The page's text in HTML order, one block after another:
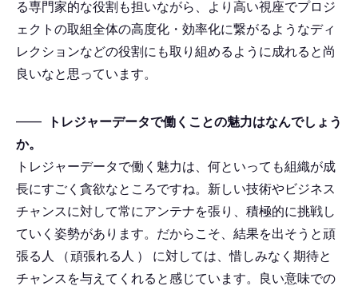
る専門家的な役割も担いながら、より高い視座でプロジ
ェクトの取組全体の高度化・効率化に繋がるようなディ
レクションなどの役割にも取り組めるように成れると尚
良いなと思っています。
――
トレジャーデータで働くことの魅力はなんでしょう
か。
トレジャーデータで働く魅力は、何といっても組織が成
長にすごく貪欲なところですね。新しい技術やビジネス
チャンスに対して常にアンテナを張り、積極的に挑戦し
ていく姿勢があります。だからこそ、結果を出そうと頑
張る人
（頑張れる人 ）
に対しては、惜しみなく期待と
チャンスを与えてくれると感じています。良い意味での